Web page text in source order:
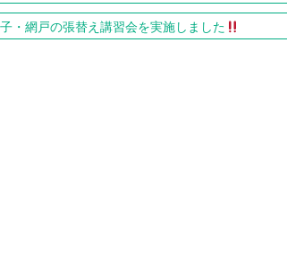
・網戸の張替え講習会を実施しました